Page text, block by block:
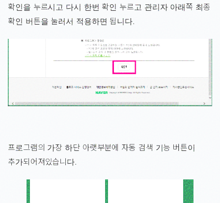
확인을 누르시고 다시 한번 확인 누르고 관리자 아래쪽 최종
확인 버튼을 눌러서 적용하면 됩니다.
프로그램의 가장 하단 아랫부분에 자동 검색 기능 버튼이
추가되어져있습니다.